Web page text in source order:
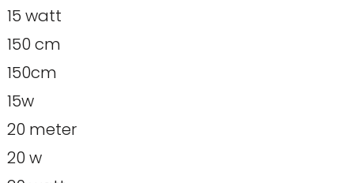
15 watt
150 cm
150cm
15w
20 meter
20 w